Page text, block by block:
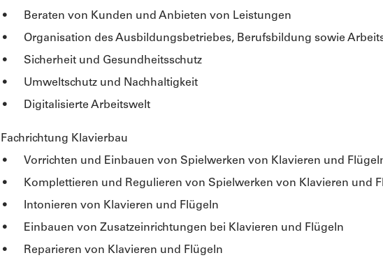
Beraten von Kunden und Anbieten von Leistungen
Organisation des Ausbildungsbetriebes, Berufsbildung sowie
Sicherheit und Gesundheitsschutz
Umweltschutz und Nachhaltigkeit
Digitalisierte Arbeitswelt
Fachrichtung Klavierbau
Vorrichten und Einbauen von Spielwerken von Klavieren und
Komplettieren und Regulieren von Spielwerken von Klavieren und
Intonieren von Klavieren und Flügeln
Einbauen von Zusatzeinrichtungen bei Klavieren und Flügeln
Reparieren von Klavieren und Flügeln